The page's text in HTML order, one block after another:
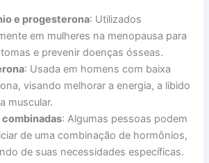
e progesterona: Utilizados
em mulheres na menopausa para
e prevenir doenças ósseas.
: Usada em homens com baixa
visando melhorar a energia, a libido
muscular.
combinadas: Algumas pessoas podem
de uma combinação de hormônios,
de suas necessidades específicas.